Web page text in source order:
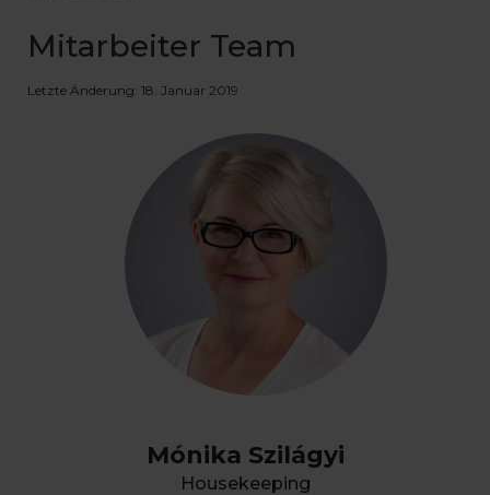
Mitarbeiter Team
Letzte Änderung: 18. Januar 2019
Mónika Szilágyi
Housekeeping